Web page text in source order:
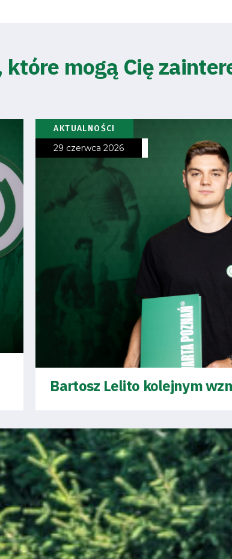
które mogą Cię
AKTUALNOŚCI
29 czerwca 2026
Bartosz Lelito kolejnym